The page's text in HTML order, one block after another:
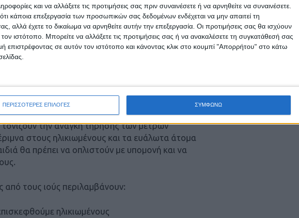
και να αλλάξετε τις προτιμήσεις σας πριν συναινέσετε ή να αρνηθείτε να συναινέσετε.
κάποια επεξεργασία των προσωπικών σας δεδομένων ενδέχεται να μην απαιτεί τη
αλλά έχετε το δικαίωμα να αρνηθείτε αυτήν την επεξεργασία. Οι προτιμήσεις σας θα ισχύουν
ιστότοπο. Μπορείτε να αλλάξετε τις προτιμήσεις σας ή να ανακαλέσετε τη συγκατάθεσή σας
επιστρέφοντας σε αυτόν τον ιστότοπο και κάνοντας κλικ στο κουμπί "Απορρήτου" στο κάτω
ΠΕΡΙΣΣΟΤΕΡΕΣ ΕΠΙΛΟΓΕΣ ΣΥΜΦΩΝΩ
συμπτώματα όπως ξηρό βήχα (ή μη παραγωγικό,
γεύσης ή/και όσφρησης (αγευσία ή ανοσμία).
αυτά εξακολουθούν να εκδηλώνουν δύσπνοια,
μπλε χρώμα σε δέρμα, χείλη ή νύχια.
τονίζουν την ανάγκη τήρησης των μέτρων
στους ηλικιωμένους και τα ευάλωτα άτομα
θα πρέπει να οπλιστούν με υπομονή και να
από τους ιούς περιλαμβάνουν:
ηλικιωμένους